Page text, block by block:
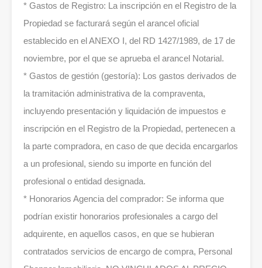
* Gastos de Registro: La inscripción en el Registro de la
Propiedad se facturará según el arancel oficial
establecido en el ANEXO I, del RD 1427/1989, de 17 de
noviembre, por el que se aprueba el arancel Notarial.
* Gastos de gestión (gestoría): Los gastos derivados de
la tramitación administrativa de la compraventa,
incluyendo presentación y liquidación de impuestos e
inscripción en el Registro de la Propiedad, pertenecen a
la parte compradora, en caso de que decida encargarlos
a un profesional, siendo su importe en función del
profesional o entidad designada.
* Honorarios Agencia del comprador: Se informa que
podrían existir honorarios profesionales a cargo del
adquirente, en aquellos casos, en que se hubieran
contratados servicios de encargo de compra, Personal